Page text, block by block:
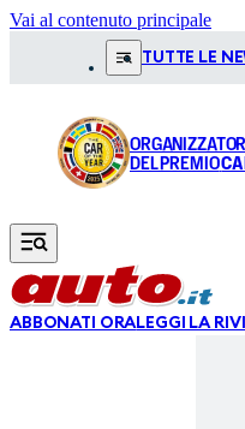
Vai al contenuto principale
TUTTE LE
DEL PREMIO
ABBONATI ORALEGGI LA